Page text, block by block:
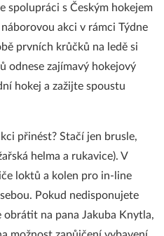
spolupráci s Českým hokejem
akci v rámci Týdne
prvních krůčků na ledě si
odnese zajímavý hokejový
hokej a zažijte spoustu
přinést? Stačí jen brusle,
helma a rukavice). V
loktů a kolen pro in-line
Pokud nedisponujete
obrátit na pana Jakuba Knytla,